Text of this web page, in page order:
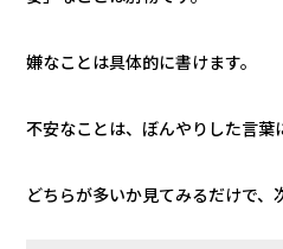
嫌なことは具体的に書けます。
不安なことは、ぼんやりした言葉
どちらが多いか見てみるだけで、